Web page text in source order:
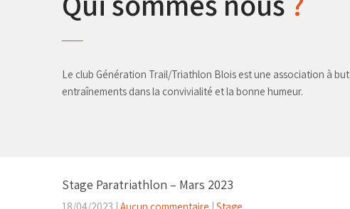
Le club Génération Trail/Triathlon Blois est une association à
entraînements dans la convivialité et la bonne humeur.
Stage Paratriathlon – Mars 2023